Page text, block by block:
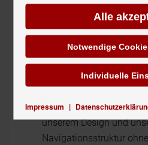
Durch unsere langjährige
beraten, welche
ein besonders hohes
UNSERE LEISTUNGEN
Einheitliche Präsentation
unserem Design und
Navigationsstruktur
Alle
Notwendige
Impressum |
Individuelle